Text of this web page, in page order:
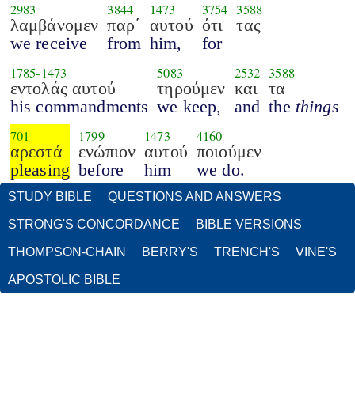
2983
λαμβάνομεν
we receive
3844
παρ΄
from
1473
αυτού
him,
3754
ότι
for
3588
τας
1785-1473
εντολάς αυτού
his commandments
5083
τηρούμεν
we keep,
2532
και
and
3588
τα
the things
701
αρεστά
pleasing
1799
ενώπιον
before
1473
αυτού
him
4160
ποιούμεν
we do.
STUDY BIBLE QUESTIONS AND ANSWERS
STRONG'S CONCORDANCE BIBLE VERSIONS
THOMPSON-CHAIN BERRY'S TRENCH'S VINE'S
APOSTOLIC BIBLE